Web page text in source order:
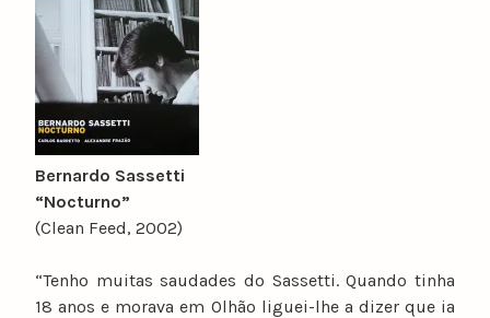
Bernardo Sassetti
“Nocturno”
(Clean Feed, 2002)
“Tenho muitas saudades do Sassetti. Quando tinha
18 anos e morava em Olhão liguei-lhe a dizer que ia